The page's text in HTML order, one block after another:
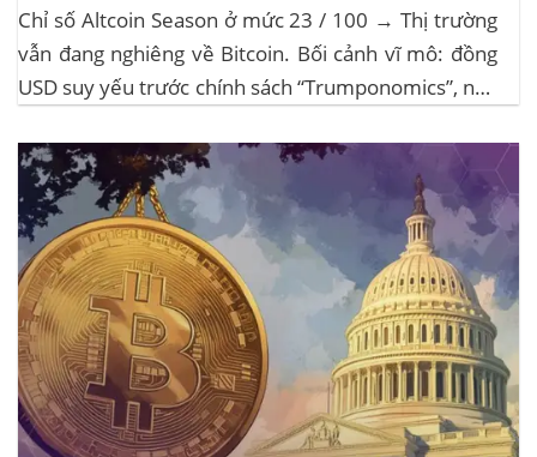
Chỉ số Altcoin Season ở mức 23 / 100 → Thị trường
vẫn đang nghiêng về Bitcoin. Bối cảnh vĩ mô: đồng
USD suy yếu trước chính sách “Trumponomics”, nhà
Sự kiện Chi tiết Hack 100 triệu USD...